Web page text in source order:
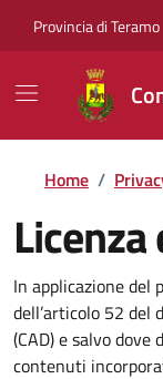
Provincia di Teramo
Home /
In applicazione del
dell’articolo 52 del
(CAD) e salvo
contenuti